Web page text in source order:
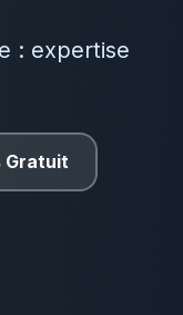
: expertise
Gratuit